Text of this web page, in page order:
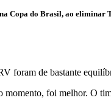
Copa do Brasil, ao
foram de bastante
foi melhor. O